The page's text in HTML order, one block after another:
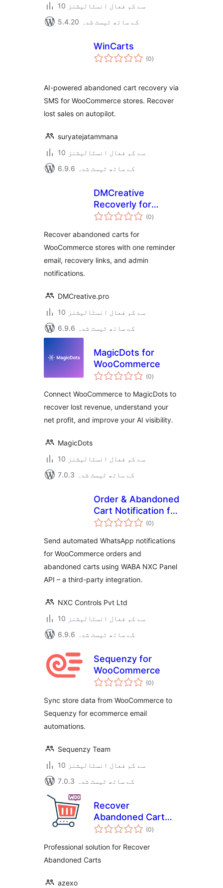
10 سے کم فعال انسٹالیشنز
5.4.20 کے ساتھ ٹیسٹ شدہ
WinCarts
(0مجموعی
درجہ
)
AI-powered abandoned cart recovery via
SMS for WooCommerce stores. Recover
lost sales on autopilot.
suryatejatammana
10 سے کم فعال انسٹالیشنز
6.9.6 کے ساتھ ٹیسٹ شدہ
DMCreative
Recoverly for
WooCommerce
(0مجموعی
درجہ
)
Recover abandoned carts for
WooCommerce stores with one reminder
email, recovery links, and admin
notifications.
DMCreative.pro
10 سے کم فعال انسٹالیشنز
6.9.6 کے ساتھ ٹیسٹ شدہ
MagicDots for
WooCommerce
(0مجموعی
درجہ
)
Connect WooCommerce to MagicDots to
recover lost revenue, understand your
net profit, and improve your AI visibility.
MagicDots
10 سے کم فعال انسٹالیشنز
7.0.3 کے ساتھ ٹیسٹ شدہ
Order & Abandoned
Cart Notification for
WABA NXC Panel
(0مجموعی
درجہ
)
Send automated WhatsApp notifications
for WooCommerce orders and
abandoned carts using WABA NXC Panel
API – a third-party integration.
NXC Controls Pvt Ltd
10 سے کم فعال انسٹالیشنز
6.9.6 کے ساتھ ٹیسٹ شدہ
Sequenzy for
WooCommerce
(0مجموعی
درجہ
)
Sync store data from WooCommerce to
Sequenzy for ecommerce email
automations.
Sequenzy Team
10 سے کم فعال انسٹالیشنز
7.0.3 کے ساتھ ٹیسٹ شدہ
Recover
Abandoned Cart
for WooCommerce
(0مجموعی
درجہ
)
Professional solution for Recover
Abandoned Carts
azexo